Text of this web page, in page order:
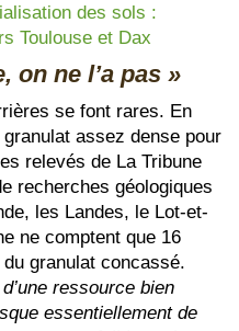
des sols :
Toulouse et Dax
on ne l’a pas »
se font rares. En
assez dense pour
relevés de La Tribune
recherches géologiques
les Landes, le Lot-et-
ne comptent que 16
granulat concassé.
ressource bien
essentiellement de